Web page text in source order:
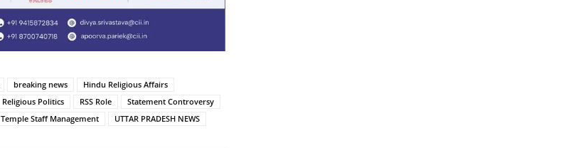
breaking news
Hindu Religious Affairs
Religious Politics RSS Role
Statement Controversy
Temple Staff Management UTTAR PRADESH NEWS